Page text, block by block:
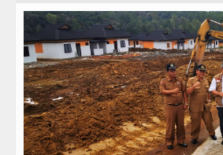
Internasional
Wisata
TIPS dan TRIK
+ Lainnya
Hanya Bermain Imbang
Munich vs Aston Villa Laga
D DPRDSU Ikut Gubsu Bobby
Minus T dan Q Sebagai
011 Lilawangsa Brigjen TNI